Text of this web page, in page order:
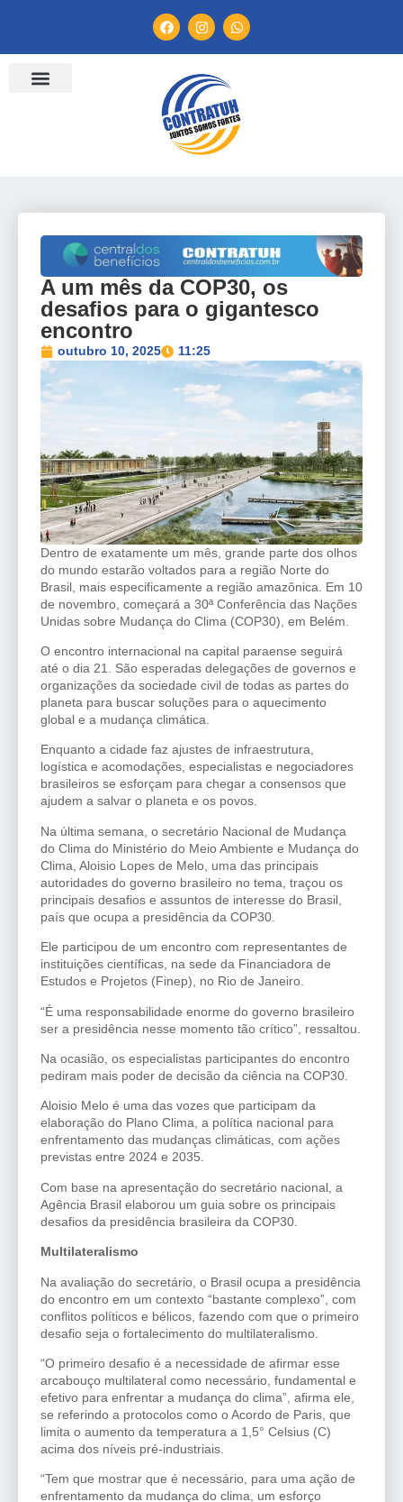
A um mês da COP30, os
desafios para o gigantesco
encontro
outubro 10, 2025 11:25
Dentro de exatamente um mês, grande parte dos olhos
do mundo estarão voltados para a região Norte do
Brasil, mais especificamente a região amazônica. Em 10
de novembro, começará a 30ª Conferência das Nações
Unidas sobre Mudança do Clima (COP30), em Belém.
O encontro internacional na capital paraense seguirá
até o dia 21. São esperadas delegações de governos e
organizações da sociedade civil de todas as partes do
planeta para buscar soluções para o aquecimento
global e a mudança climática.
Enquanto a cidade faz ajustes de infraestrutura,
logística e acomodações, especialistas e negociadores
brasileiros se esforçam para chegar a consensos que
ajudem a salvar o planeta e os povos.
Na última semana, o secretário Nacional de Mudança
do Clima do Ministério do Meio Ambiente e Mudança do
Clima, Aloisio Lopes de Melo, uma das principais
autoridades do governo brasileiro no tema, traçou os
principais desafios e assuntos de interesse do Brasil,
país que ocupa a presidência da COP30.
Ele participou de um encontro com representantes de
instituições científicas, na sede da Financiadora de
Estudos e Projetos (Finep), no Rio de Janeiro.
“É uma responsabilidade enorme do governo brasileiro
ser a presidência nesse momento tão crítico”, ressaltou.
Na ocasião, os especialistas participantes do encontro
pediram mais poder de decisão da ciência na COP30.
Aloisio Melo é uma das vozes que participam da
elaboração do Plano Clima, a política nacional para
enfrentamento das mudanças climáticas, com ações
previstas entre 2024 e 2035.
Com base na apresentação do secretário nacional, a
Agência Brasil elaborou um guia sobre os principais
desafios da presidência brasileira da COP30.
Multilateralismo
Na avaliação do secretário, o Brasil ocupa a presidência
do encontro em um contexto “bastante complexo”, com
conflitos políticos e bélicos, fazendo com que o primeiro
desafio seja o fortalecimento do multilateralismo.
“O primeiro desafio é a necessidade de afirmar esse
arcabouço multilateral como necessário, fundamental e
efetivo para enfrentar a mudança do clima”, afirma ele,
se referindo a protocolos como o Acordo de Paris, que
limita o aumento da temperatura a 1,5° Celsius (C)
acima dos níveis pré-industriais.
“Tem que mostrar que é necessário, para uma ação de
enfrentamento da mudança do clima, um esforço